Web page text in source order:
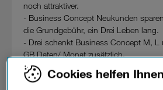
noch attraktiver.
- Business Concept Neukunden
die Grundgebühr, ein Drei Leben lang.
- Drei schenkt Business Concept M,
GB Daten/ Monat zusätzlich.
- In Kombination mit Top-Smartphones
Cookies helfen